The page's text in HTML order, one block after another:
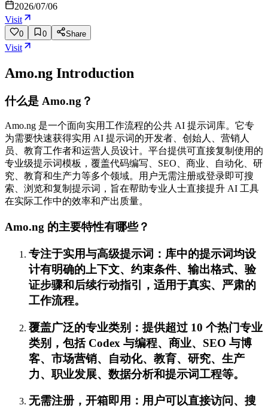
2026/07/06
Visit
0 0 Share
Visit
Amo.ng Introduction
什么是 Amo.ng？
Amo.ng 是一个面向实用工作流程的公共 AI 提示词库。它专
为需要快速获得实用 AI 提示词的开发者、创始人、营销人
员、教育工作者和运营人员设计。平台提供可直接复制使用的
专业级提示词模板，覆盖代码编写、SEO、商业、自动化、研
究、教育和生产力等多个领域。用户无需注册或登录即可搜
索、浏览和复制提示词，旨在帮助专业人士直接提升 AI 工具
在实际工作中的效率和产出质量。
Amo.ng 的主要特性有哪些？
专注于实用与高级提示词：库中的提示词均设
计有明确的上下文、约束条件、输出格式、验
证步骤和后续行动指引，适用于真实、严肃的
工作流程。
覆盖广泛的专业类别：提供超过 10 个热门专业
类别，包括 Codex 与编程、商业、SEO 与博
客、市场营销、自动化、教育、研究、生产
力、职业发展、数据分析和提示词工程等。
无需注册，开箱即用：用户可以直接访问、搜